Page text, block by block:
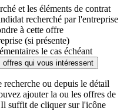
et les éléments de contrat
recherché par l'entreprise
à cette offre
(si présente)
le cas échéant
qui vous intéressent
recherche ou depuis le détail
ajouter la ou les offres de
suffit de cliquer sur l'icône